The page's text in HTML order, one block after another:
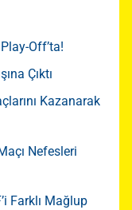
Off’ta!
Çıktı
Kazanarak
Nefesleri
Farklı Mağlup